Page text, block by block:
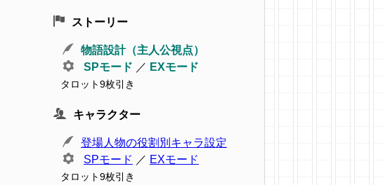
ストーリー
物語設計（主人公視点）
SPモード ／ EXモード
タロット9枚引き
キャラクター
登場人物の役割別キャラ設定
SPモード ／ EXモード
タロット9枚引き